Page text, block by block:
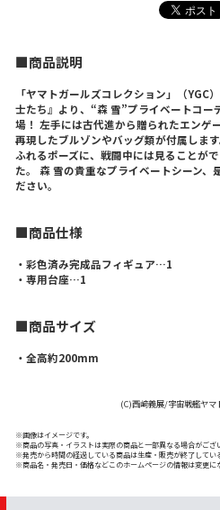
■商品説明
「ヤマトガールズコレクション」（YGC
士たち』より、“森 雪”プライベートコー
場！ 左手には古代進から贈られたエンゲ
再現したブルゾンやバッグ類が付属しま
ふれるポーズに、戦闘中には見ることが
た。 森 雪の貴重なプライベートシーン、
ださい。
■商品仕様
・彩色済み完成品フィギュア…1
・専用台座…1
■商品サイズ
・全高約200mm
(C)西﨑義展/宇宙戦艦ヤマ
※画像はイメージです。
※商品の写真・イラストは実際の商品と一部異なる場合がござ
※発売から時間の経過している商品は生産・販売が終了してい
※商品名・発売日・価格などこのホームページの情報は変更に